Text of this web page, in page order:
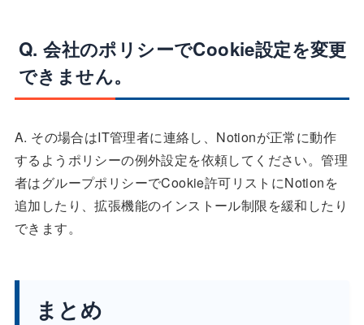
Q. 会社のポリシーでCookie設定を変更
できません。
A. その場合はIT管理者に連絡し、Notionが正常に動作
するようポリシーの例外設定を依頼してください。管理
者はグループポリシーでCookie許可リストにNotionを
追加したり、拡張機能のインストール制限を緩和したり
できます。
まとめ